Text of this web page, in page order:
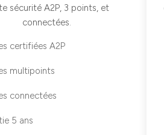
sécurité A2P, 3 points, et
connectées.
certifiées A2P
multipoints
connectées
5 ans